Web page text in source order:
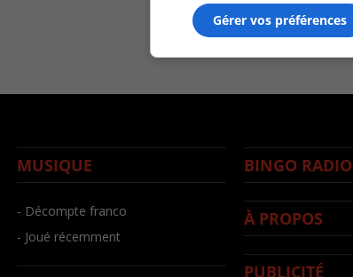
MUSIQUE
- Décompte franco
- Joué récemment
BINGO RADIO
À PROPOS
PUBLICITÉ
Gérer vos préférences